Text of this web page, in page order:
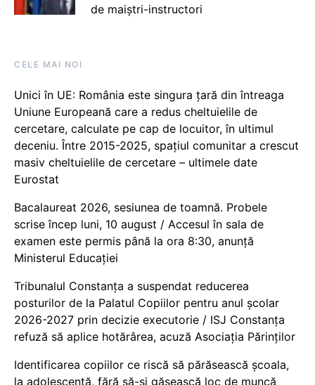
de maiștri-instructori
CELE MAI NOI
Unici în UE: România este singura țară din întreaga
Uniune Europeană care a redus cheltuielile de
cercetare, calculate pe cap de locuitor, în ultimul
deceniu. Între 2015-2025, spațiul comunitar a crescut
masiv cheltuielile de cercetare – ultimele date
Eurostat
Bacalaureat 2026, sesiunea de toamnă. Probele
scrise încep luni, 10 august / Accesul în sala de
examen este permis până la ora 8:30, anunță
Ministerul Educației
Tribunalul Constanța a suspendat reducerea
posturilor de la Palatul Copiilor pentru anul școlar
2026-2027 prin decizie executorie / ISJ Constanța
refuză să aplice hotărârea, acuză Asociația Părinților
Identificarea copiilor ce riscă să părăsească școala,
la adolescență, fără să-și găsească loc de muncă